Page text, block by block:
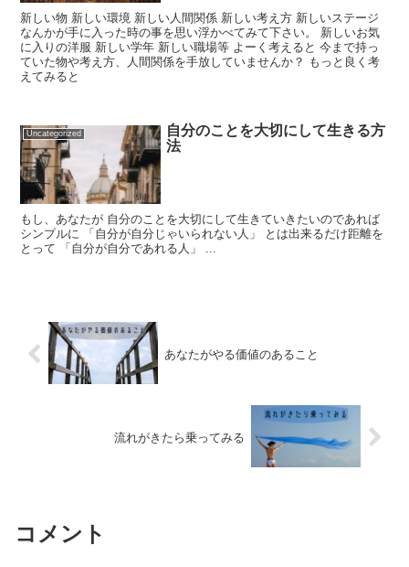
新しい物 新しい環境 新しい人間関係 新しい考え方 新しいステージ
なんかが手に入った時の事を思い浮かべてみて下さい。 新しいお気
に入りの洋服 新しい学年 新しい職場等 よーく考えると 今まで持っ
ていた物や考え方、人間関係を手放していませんか？ もっと良く考
えてみると
Uncategorized
自分のことを大切にして生きる方
法
もし、あなたが 自分のことを大切にして生きていきたいのであれば
シンプルに 「自分が自分じゃいられない人」 とは出来るだけ距離を
とって 「自分が自分であれる人」 ...
あなたがやる価値のあること
流れがきたら乗ってみる
コメント